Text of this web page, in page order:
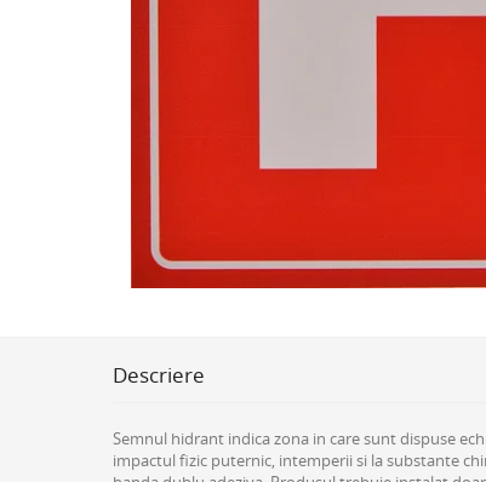
Descriere
Semnul hidrant indica zona in care sunt dispuse
impactul fizic puternic, intemperii si la substante